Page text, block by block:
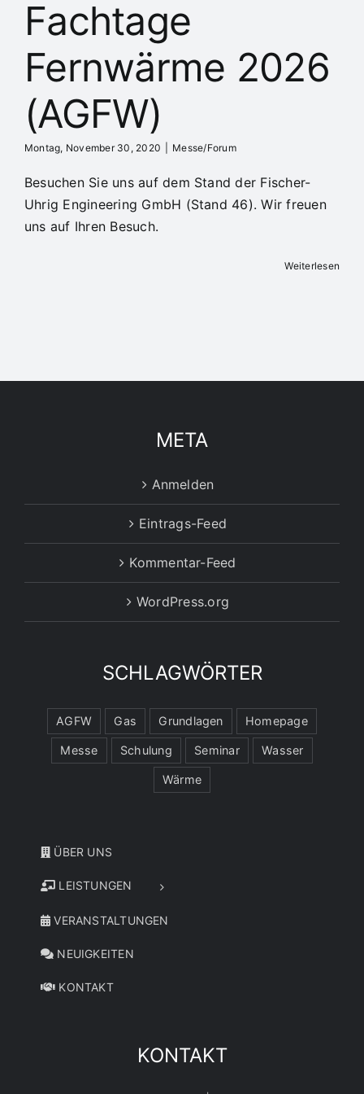
Fachtage
Fernwärme 2026
(AGFW)
Montag, November 30, 2020 Messe/Forum
Besuchen Sie uns auf dem Stand der Fischer-
Uhrig Engineering GmbH (Stand 46). Wir freuen
uns auf Ihren Besuch.
Weiterlesen
META
Anmelden
Eintrags-Feed
Kommentar-Feed
WordPress.org
SCHLAGWÖRTER
AGFW Gas Grundlagen Homepage
Messe Schulung Seminar Wasser
Wärme
ÜBER UNS
LEISTUNGEN
VERANSTALTUNGEN
NEUIGKEITEN
KONTAKT
KONTAKT